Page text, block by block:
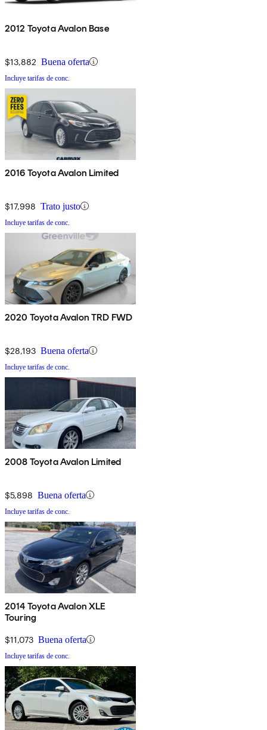
2012 Toyota Avalon Base
$13,882 Buena oferta
Incluye tarifas de conc.
2016 Toyota Avalon Limited
$17,998 Trato justo
Incluye tarifas de conc.
2020 Toyota Avalon TRD FWD
$28,193 Buena oferta
Incluye tarifas de conc.
2008 Toyota Avalon Limited
$5,898 Buena oferta
Incluye tarifas de conc.
2014 Toyota Avalon XLE
Touring
$11,073 Buena oferta
Incluye tarifas de conc.